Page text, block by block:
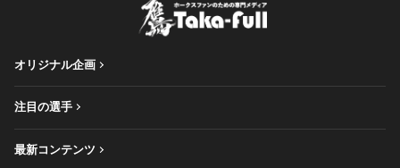
オリジナル企画
注目の選手
最新コンテンツ